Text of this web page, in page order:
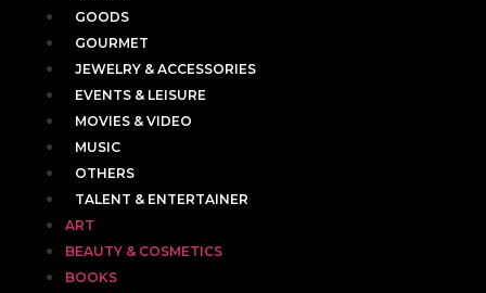
GOODS
GOURMET
JEWELRY & ACCESSORIES
EVENTS & LEISURE
MOVIES & VIDEO
MUSIC
OTHERS
TALENT & ENTERTAINER
ART
BEAUTY & COSMETICS
BOOKS